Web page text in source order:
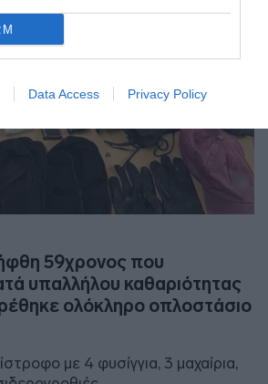
Data Access Privacy Policy
59χρονος που
υπαλλήλου καθαριότητας
ολόκληρο οπλοστάσιο
με 4 φυσίγγια, 3 μαχαίρια,